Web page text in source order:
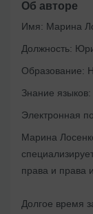
Об авторе
Имя: Марина
Должность:
Образование:
Знание языков:
Электронная
Марина
права и права
Долгое время